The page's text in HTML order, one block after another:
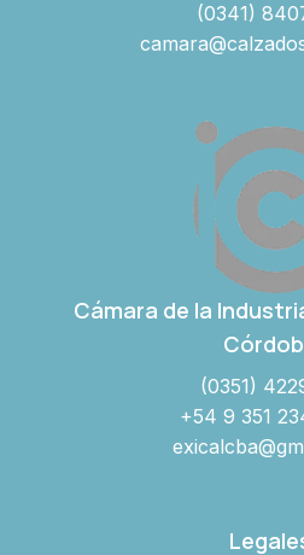
(0341)
Cámara de la
(0351)
+54 9 351